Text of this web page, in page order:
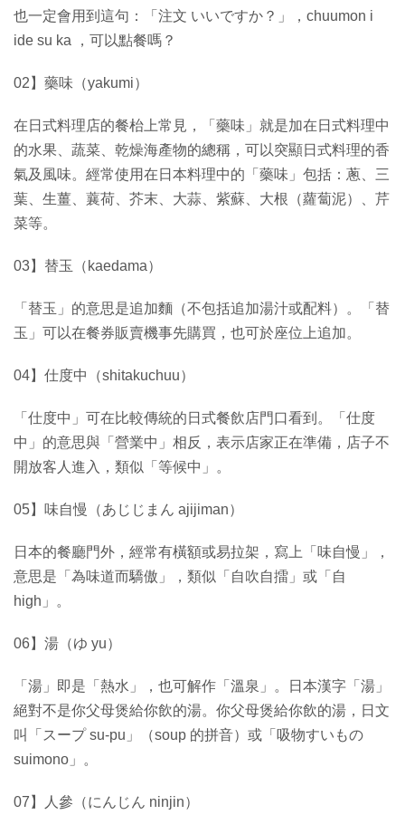
也一定會用到這句：「注文 いいですか？」，chuumon i
ide su ka ，可以點餐嗎？
02】藥味（yakumi）
在日式料理店的餐枱上常見，「藥味」就是加在日式料理中
的水果、蔬菜、乾燥海產物的總稱，可以突顯日式料理的香
氣及風味。經常使用在日本料理中的「藥味」包括：蔥、三
葉、生薑、蘘荷、芥末、大蒜、紫蘇、大根（蘿蔔泥）、芹
菜等。
03】替玉（kaedama）
「替玉」的意思是追加麵（不包括追加湯汁或配料）。「替
玉」可以在餐券販賣機事先購買，也可於座位上追加。
04】仕度中（shitakuchuu）
「仕度中」可在比較傳統的日式餐飲店門口看到。「仕度
中」的意思與「營業中」相反，表示店家正在準備，店子不
開放客人進入，類似「等候中」。
05】味自慢（あじじまん ajijiman）
日本的餐廳門外，經常有橫額或易拉架，寫上「味自慢」，
意思是「為味道而驕傲」，類似「自吹自擂」或「自
high」。
06】湯（ゆ yu）
「湯」即是「熱水」，也可解作「溫泉」。日本漢字「湯」
絕對不是你父母煲給你飲的湯。你父母煲給你飲的湯，日文
叫「スープ su-pu」（soup 的拼音）或「吸物すいもの
suimono」。
07】人參（にんじん ninjin）